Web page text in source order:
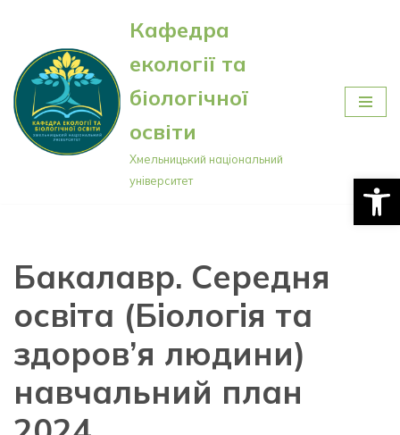
Перейти
до
вмісту
Кафедра
екології та
біологічної
освіти
Хмельницький національний
університет
Бакалавр. Середня
освіта (Біологія та
здоров’я людини)
навчальний план